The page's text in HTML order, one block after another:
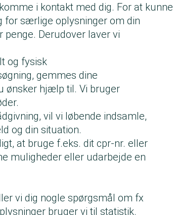
i kontakt med dig. For at kunne
for særlige oplysninger om din
Derudover laver vi
og fysisk
gemmes dine
ønsker hjælp til. Vi bruger
vil vi løbende indsamle,
og din situation.
at bruge f.eks. dit cpr-nr. eller
muligheder eller udarbejde en
vi dig nogle spørgsmål om fx
bruger vi til statistik.